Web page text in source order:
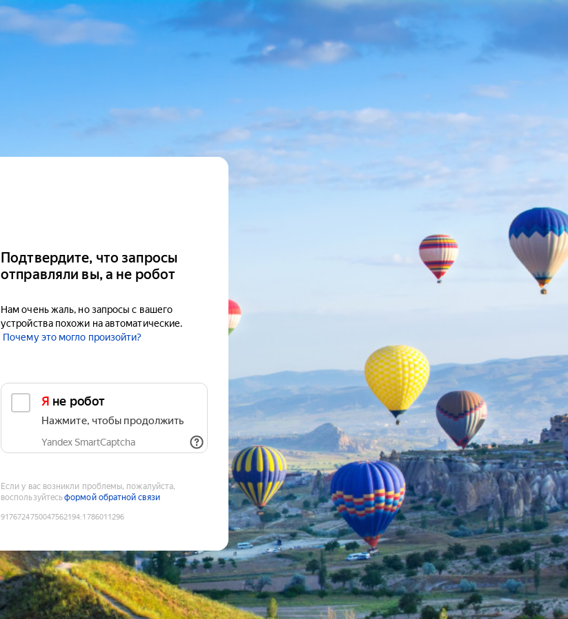
Подтвердите, что запросы
отправляли вы, а не робот
Нам очень жаль, но запросы с вашего
устройства похожи на автоматические.
Почему это могло произойти?
Я не робот
Нажмите, чтобы продолжить
Yandex SmartCaptcha
Если у вас возникли проблемы, пожалуйста,
воспользуйтесьформой обратной связи
9176724750047562194:1786011296